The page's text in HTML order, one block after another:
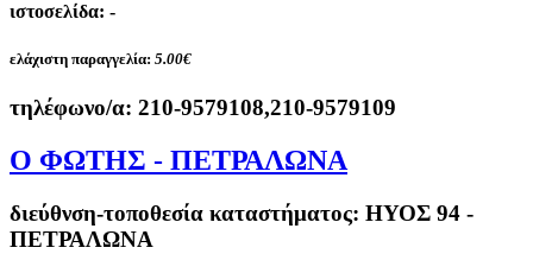
ιστοσελίδα: -
ελάχιστη παραγγελία: 5.00€
τηλέφωνο/α: 210-9579108,210-9579109
Ο ΦΩΤΗΣ - ΠΕΤΡΑΛΩΝΑ
διεύθνση-τοποθεσία καταστήματος: ΗΥΟΣ 94 -
ΠΕΤΡΑΛΩΝΑ